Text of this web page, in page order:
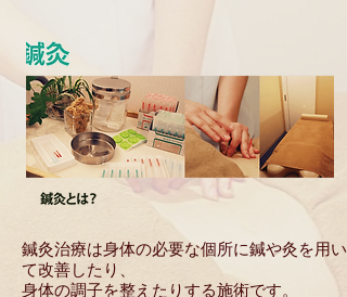
鍼灸治療は身体の必要な個所に鍼や灸を用い
て改善したり、
身体の調子を整えたりする施術です。